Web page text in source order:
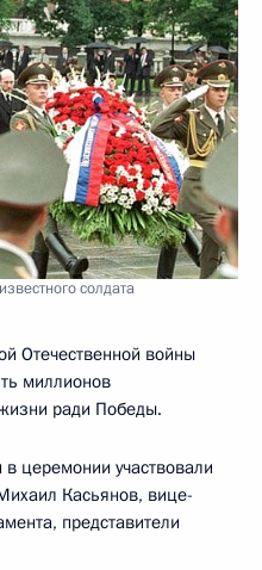
солдата
Отечественной войны
миллионов
ради Победы.
церемонии участвовали
Касьянов, вице-
представители